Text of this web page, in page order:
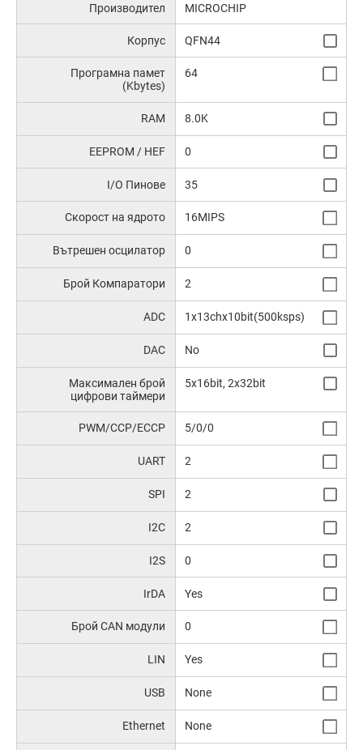
Производител MICROCHIP
Корпус QFN44
Програмна памет
(Kbytes)
64
RAM 8.0K
EEPROM / HEF 0
I/O Пинове 35
Скорост на ядрото 16MIPS
Вътрешен осцилатор 0
Брой Компаратори 2
ADC 1x13chx10bit(500ksps)
DAC No
Максимален брой
цифрови таймери
5x16bit, 2x32bit
PWM/CCP/ECCP 5/0/0
UART 2
SPI 2
I2C 2
I2S 0
IrDA Yes
Брой CAN модули 0
LIN Yes
USB None
Ethernet None